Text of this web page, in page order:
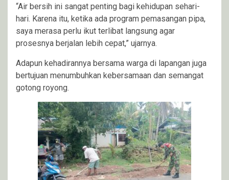
“Air bersih ini sangat penting bagi kehidupan sehari-
hari. Karena itu, ketika ada program pemasangan pipa,
saya merasa perlu ikut terlibat langsung agar
prosesnya berjalan lebih cepat,” ujarnya.
Adapun kehadirannya bersama warga di lapangan juga
bertujuan menumbuhkan kebersamaan dan semangat
gotong royong.